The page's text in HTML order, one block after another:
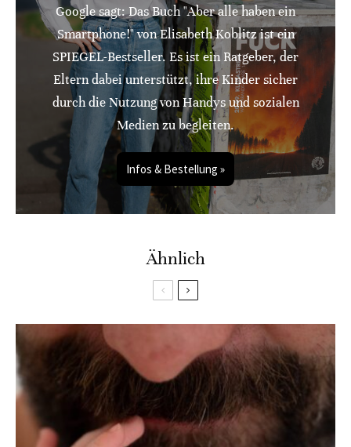
Google sagt: Das Buch "Aber alle haben ein
Smartphone!" von Elisabeth Koblitz ist ein
SPIEGEL-Bestseller. Es ist ein Ratgeber, der
Eltern dabei unterstützt, ihre Kinder sicher
durch die Nutzung von Handys und sozialen
Medien zu begleiten.
Infos & Bestellung »
Ähnlich